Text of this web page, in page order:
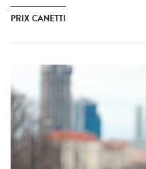
PRIX CANETTI